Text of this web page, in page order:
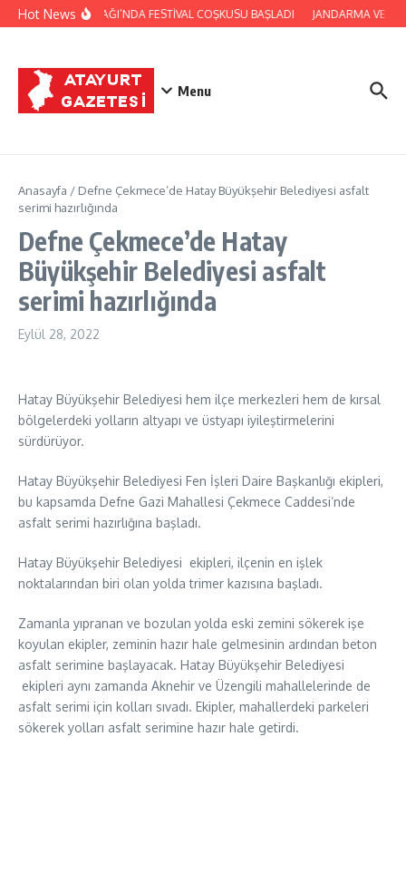
İçeriğe atla
Hot NewsYAYLADAĞI’NDA FESTİVAL COŞKUSU BAŞLADI JANDARMA VE
Menu
Anasayfa / Defne Çekmece’de Hatay Büyükşehir Belediyesi asfalt
serimi hazırlığında
Defne Çekmece’de Hatay
Büyükşehir Belediyesi asfalt
serimi hazırlığında
Eylül 28, 2022
Hatay Büyükşehir Belediyesi hem ilçe merkezleri hem de kırsal
bölgelerdeki yolların altyapı ve üstyapı iyileştirmelerini
sürdürüyor.
Hatay Büyükşehir Belediyesi Fen İşleri Daire Başkanlığı ekipleri,
bu kapsamda Defne Gazi Mahallesi Çekmece Caddesi’nde
asfalt serimi hazırlığına başladı.
Hatay Büyükşehir Belediyesi ekipleri, ilçenin en işlek
noktalarından biri olan yolda trimer kazısına başladı.
Zamanla yıpranan ve bozulan yolda eski zemini sökerek işe
koyulan ekipler, zeminin hazır hale gelmesinin ardından beton
asfalt serimine başlayacak. Hatay Büyükşehir Belediyesi
ekipleri aynı zamanda Aknehir ve Üzengili mahallelerinde de
asfalt serimi için kolları sıvadı. Ekipler, mahallerdeki parkeleri
sökerek yolları asfalt serimine hazır hale getirdi.